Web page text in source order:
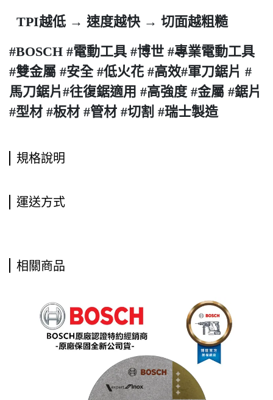
TPI越低 → 速度越快 → 切面越粗糙
#BOSCH #電動工具 #博世 #專業電動工具
#雙金屬 #安全 #低火花 #高效#軍刀鋸片 #
馬刀鋸片#往復鋸適用 #高強度 #金屬 #鋸片
#型材 #板材 #管材 #切割 #瑞士製造
規格說明
運送方式
相關商品